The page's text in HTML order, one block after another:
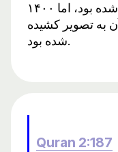
ببینیم. این موضوع اخیراً شناخته شده بود، اما ۱۴۰۰
به تصویر کشیده
شده بود.
Quran 2:187